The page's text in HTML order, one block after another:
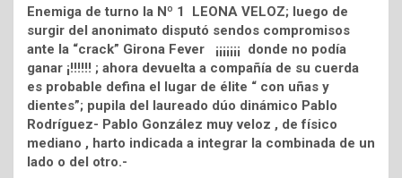
Enemiga de turno la Nº 1 LEONA VELOZ; luego de
surgir del anonimato disputó sendos compromisos
ante la “crack” Girona Fever ¡¡¡¡¡¡¡ donde no podía
ganar ¡!!!!!! ; ahora devuelta a compañía de su cuerda
es probable defina el lugar de élite “ con uñas y
dientes”; pupila del laureado dúo dinámico Pablo
Rodríguez- Pablo González muy veloz , de físico
mediano , harto indicada a integrar la combinada de un
lado o del otro.-